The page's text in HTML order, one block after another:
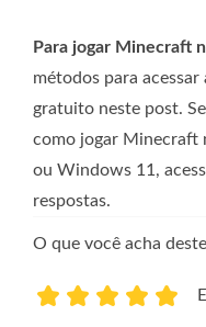
Para jogar Minecraft
métodos para
gratuito neste post.
como jogar Minecraft
ou Windows 11,
respostas.
O que você acha